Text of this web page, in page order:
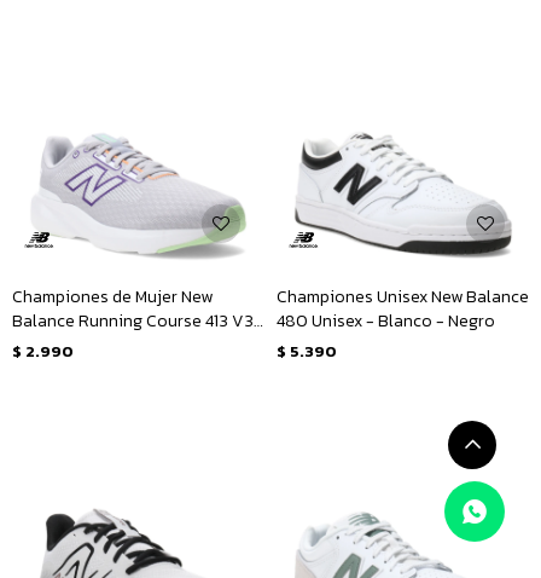
Championes de Mujer New
Balance Running Course 413 V3
- Gris - Blanco - Violeta
$ 2.990
Championes Unisex New Balance
480 Unisex - Blanco - Negro
$ 5.390